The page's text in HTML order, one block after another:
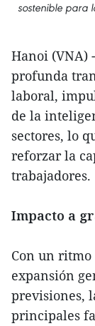
sostenible para
Hanoi (VNA)
profunda
laboral,
de la
sectores, lo
reforzar la
trabajadores.
Impacto a
Con un
expansión
previsiones,
principales